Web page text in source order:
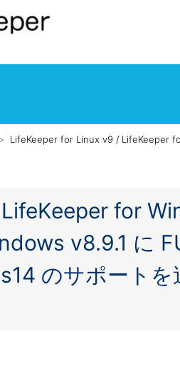
LifeKeeper for Linux v9 / LifeKeeper
LifeKeeper for
v8.9.1 に
のサポートを